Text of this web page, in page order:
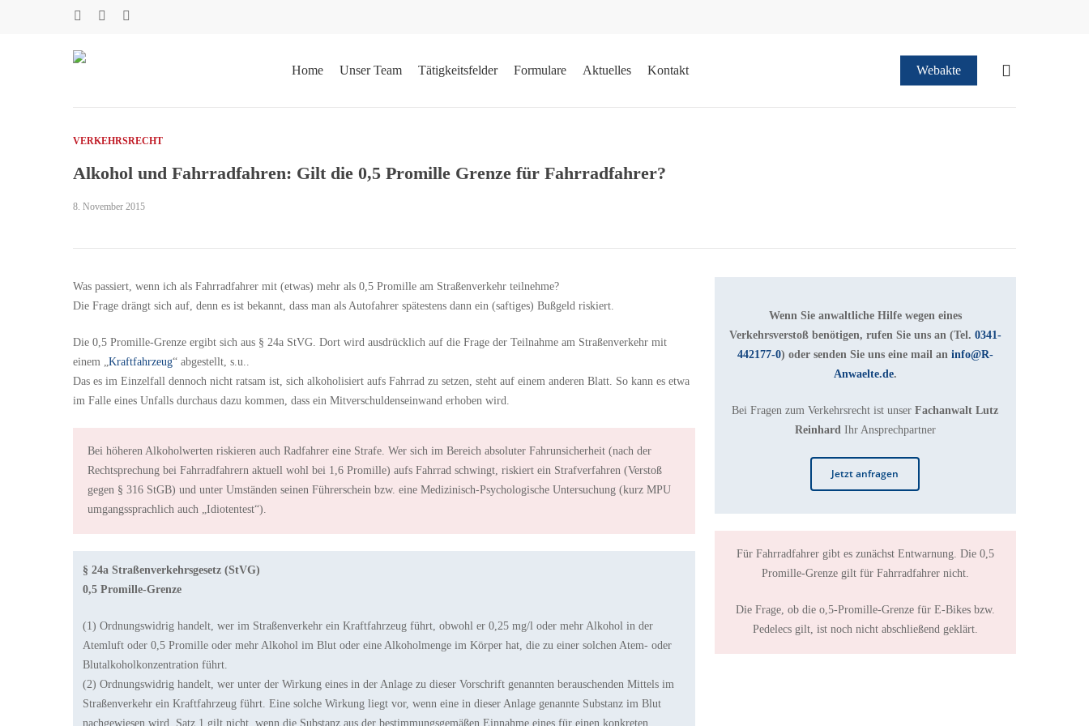
Klicken Sie Enter zum Suchen oder ESC zum Schließen
Home Unser Team Tätigkeitsfelder Formulare Aktuelles Kontakt Webakte
VERKEHRSRECHT
Alkohol und Fahrradfahren: Gilt die 0,5 Promille Grenze für Fahrradfahrer?
8. November 2015
Was passiert, wenn ich als Fahrradfahrer mit (etwas) mehr als 0,5 Promille am Straßenverkehr teilnehme?
Die Frage drängt sich auf, denn es ist bekannt, dass man als Autofahrer spätestens dann ein (saftiges) Bußgeld riskiert.
Die 0,5 Promille-Grenze ergibt sich aus § 24a StVG. Dort wird ausdrücklich auf die Frage der Teilnahme am Straßenverkehr mit
einem „Kraftfahrzeug“ abgestellt, s.u..
Das es im Einzelfall dennoch nicht ratsam ist, sich alkoholisiert aufs Fahrrad zu setzen, steht auf einem anderen Blatt. So kann es etwa
im Falle eines Unfalls durchaus dazu kommen, dass ein Mitverschuldenseinwand erhoben wird.
Bei höheren Alkoholwerten riskieren auch Radfahrer eine Strafe. Wer sich im Bereich absoluter Fahrunsicherheit (nach der
Rechtsprechung bei Fahrradfahrern aktuell wohl bei 1,6 Promille) aufs Fahrrad schwingt, riskiert ein Strafverfahren (Verstoß
gegen § 316 StGB) und unter Umständen seinen Führerschein bzw. eine Medizinisch-Psychologische Untersuchung (kurz MPU
umgangssprachlich auch „Idiotentest“).
§ 24a Straßenverkehrsgesetz (StVG)
0,5 Promille-Grenze
(1) Ordnungswidrig handelt, wer im Straßenverkehr ein Kraftfahrzeug führt, obwohl er 0,25 mg/l oder mehr Alkohol in der
Atemluft oder 0,5 Promille oder mehr Alkohol im Blut oder eine Alkoholmenge im Körper hat, die zu einer solchen Atem- oder
Blutalkoholkonzentration führt.
(2) Ordnungswidrig handelt, wer unter der Wirkung eines in der Anlage zu dieser Vorschrift genannten berauschenden Mittels im
Straßenverkehr ein Kraftfahrzeug führt. Eine solche Wirkung liegt vor, wenn eine in dieser Anlage genannte Substanz im Blut
nachgewiesen wird. Satz 1 gilt nicht, wenn die Substanz aus der bestimmungsgemäßen Einnahme eines für einen konkreten
Wenn Sie anwaltliche Hilfe wegen eines
Verkehrsverstoß benötigen, rufen Sie uns an (Tel. 0341-
442177-0) oder senden Sie uns eine mail an info@R-
Anwaelte.de.
Bei Fragen zum Verkehrsrecht ist unserFachanwalt Lutz
ReinhardIhr Ansprechpartner
Jetzt anfragen
Für Fahrradfahrer gibt es zunächst Entwarnung. Die 0,5
Promille-Grenze gilt für Fahrradfahrer nicht.
Die Frage, ob die o,5-Promille-Grenze für E-Bikes bzw.
Pedelecs gilt, ist noch nicht abschließend geklärt.